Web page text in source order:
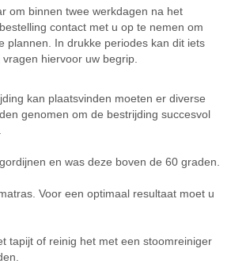
om binnen twee werkdagen na het
contact met u op te nemen om
plannen. In drukke periodes kan dit iets
hiervoor uw begrip.
kan plaatsvinden moeten er diverse
genomen om de bestrijding succesvol
en was deze boven de 60 graden.
Voor een optimaal resultaat moet u
tapijt of reinig het met een stoomreiniger